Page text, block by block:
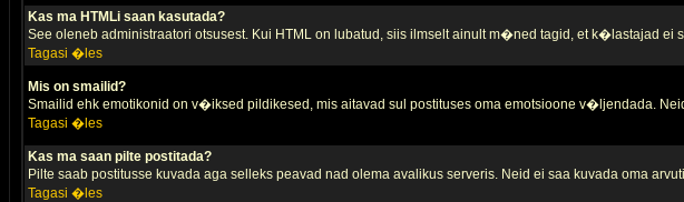
Kas ma HTMLi saan kasutada?
See oleneb administraatori otsusest. Kui HTML on lubatud, siis ilmselt ainult m�ned tagid, et k�lastajad ei
Tagasi �les
Mis on smailid?
Smailid ehk emotikonid on v�iksed pildikesed, mis aitavad sul postituses oma emotsioone v�ljendada.
Tagasi �les
Kas ma saan pilte postitada?
Pilte saab postitusse kuvada aga selleks peavad nad olema avalikus serveris. Neid ei saa kuvada oma
Tagasi �les